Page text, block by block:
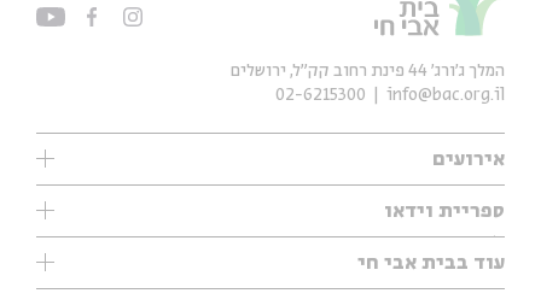
אירועים
עיון
אנגלית
ספריית וידאו
ילדים
מוזיקה
עוד בבית אבי חי
תערוכות
המלך ג'ורג' 44 פינת רחוב קק״ל, ירושלים
info@bac.org.il
02-6215300